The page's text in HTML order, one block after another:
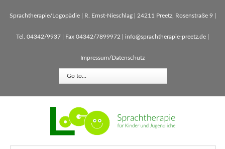
Sprachtherapie/Logopädie | R. Ernst-Nieschlag | 24211 Preetz, Rosenstraße 9 |
Tel. 04342/9937 | Fax 04342/7899972 | info@sprachtherapie-preetz.de
Impressum/Datenschutz
Go to...